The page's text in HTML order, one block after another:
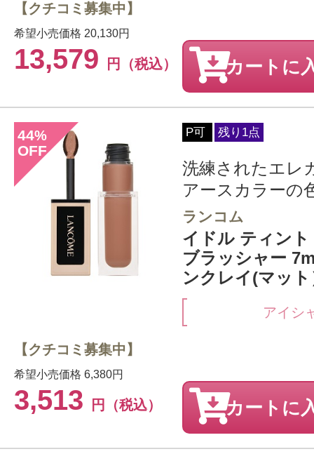
希望小売価格 20,130円
13,579 円（税込）
【クチコミ募集中】
カートに
44%
OFF
P可 残り1点
洗練されたエレ
アースカラーの
ランコム
イドル ティン
ブラッシャー
ンクレイ(マット
アイシ
希望小売価格 6,380円
3,513 円（税込）
【クチコミ募集中】
カートに